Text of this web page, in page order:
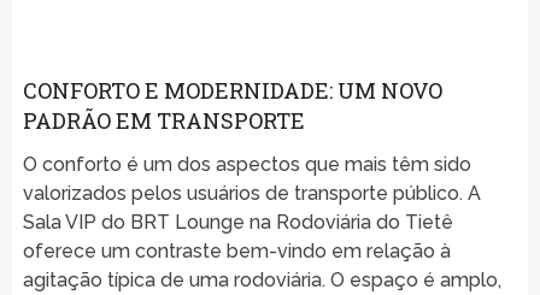
CONFORTO E MODERNIDADE: UM NOVO
PADRÃO EM TRANSPORTE
O conforto é um dos aspectos que mais têm sido
valorizados pelos usuários de transporte público. A
Sala VIP do BRT Lounge na Rodoviária do Tietê
oferece um contraste bem-vindo em relação à
agitação típica de uma rodoviária. O espaço é amplo,